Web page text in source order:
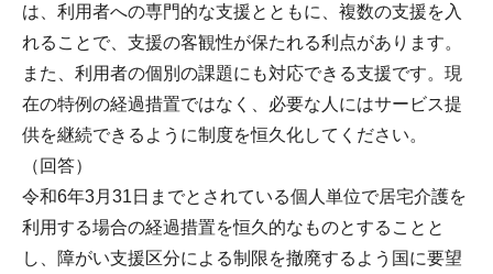
は、利用者への専門的な支援とともに、複数の支援を入
れることで、支援の客観性が保たれる利点があります。
また、利用者の個別の課題にも対応できる支援です。現
在の特例の経過措置ではなく、必要な人にはサービス提
供を継続できるように制度を恒久化してください。
（回答）
令和6年3月31日までとされている個人単位で居宅介護を
利用する場合の経過措置を恒久的なものとすることと
し、障がい支援区分による制限を撤廃するよう国に要望